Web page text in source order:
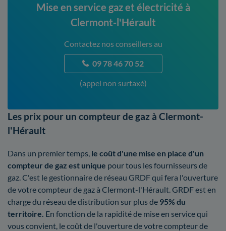
Mise en service gaz et électricité à
Clermont-l'Hérault
Contactez nos conseillers au
09 78 46 70 52
(appel non surtaxé)
Les prix pour un compteur de gaz à Clermont-
l'Hérault
Dans un premier temps, le coût d'une mise en place d'un
compteur de gaz est unique pour tous les fournisseurs de
gaz. C'est le gestionnaire de réseau GRDF qui fera l'ouverture
de votre compteur de gaz à Clermont-l'Hérault. GRDF est en
charge du réseau de distribution sur plus de 95% du
territoire. En fonction de la rapidité de mise en service qui
vous convient, le coût de l'ouverture de votre compteur de